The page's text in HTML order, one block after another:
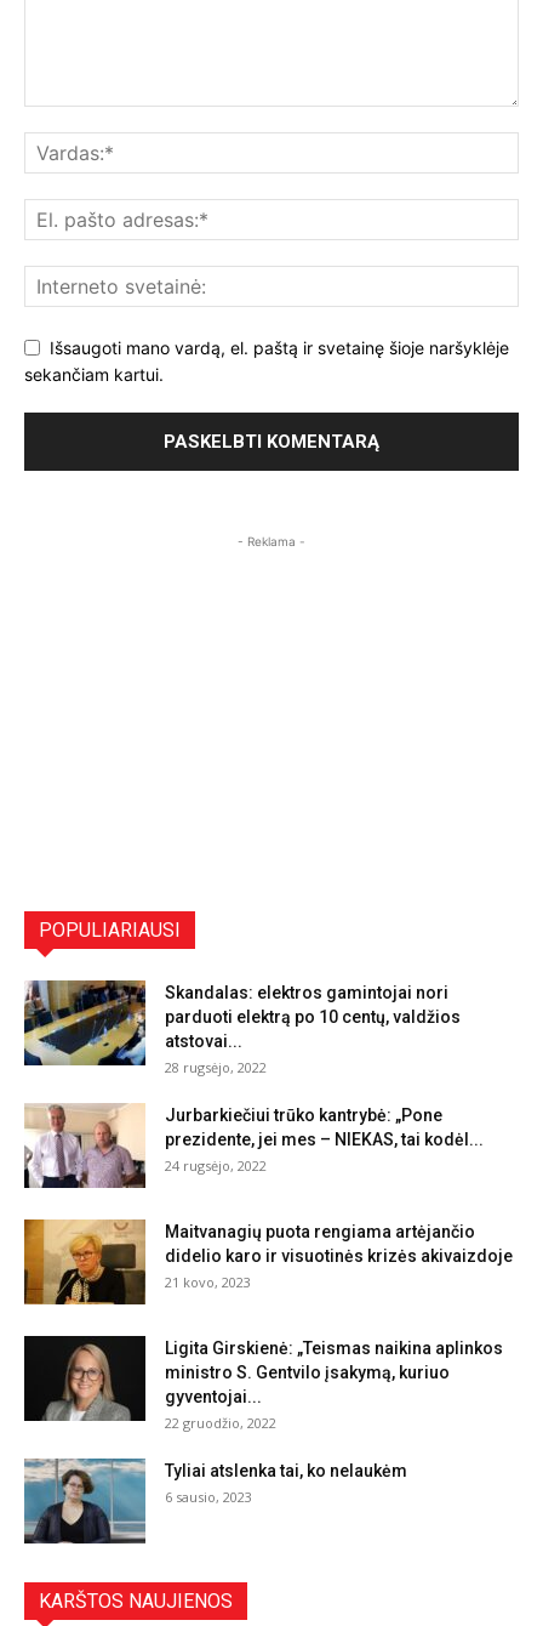
Išsaugoti mano vardą, el. paštą ir svetainę šioje naršyklėje
sekančiam kartui.
- Reklama -
POPULIARIAUSI
Skandalas: elektros gamintojai nori
parduoti elektrą po 10 centų, valdžios
atstovai...
28 rugsėjo, 2022
Jurbarkiečiui trūko kantrybė: „Pone
prezidente, jei mes – NIEKAS, tai kodėl...
24 rugsėjo, 2022
Maitvanagių puota rengiama artėjančio
didelio karo ir visuotinės krizės akivaizdoje
21 kovo, 2023
Ligita Girskienė: „Teismas naikina aplinkos
ministro S. Gentvilo įsakymą, kuriuo
gyventojai...
22 gruodžio, 2022
Tyliai atslenka tai, ko nelaukėm
6 sausio, 2023
KARŠTOS NAUJIENOS